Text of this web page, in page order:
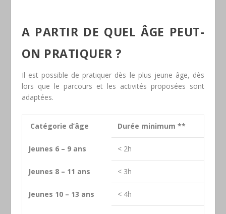
A PARTIR DE QUEL ÂGE PEUT-
ON PRATIQUER ?
Il est possible de pratiquer dès le plus jeune âge, dès
lors que le parcours et les activités proposées sont
adaptées.
Catégorie d’âge Durée minimum **
Jeunes 6 – 9 ans < 2h
Jeunes 8 – 11 ans < 3h
Jeunes 10 – 13 ans < 4h